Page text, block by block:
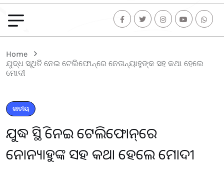
Home
ଯୁଦ୍ଧ ସ୍ଥିତି ନେଇ ଟେଲିଫୋନ୍‌ରେ ନେତାନ୍ୟାହୁଙ୍କ ସହ କଥା ହେଲେ
ମୋଦୀ
ଜାତୀୟ
ଯୁଦ୍ଧ ସ୍ଥିତି ନେଇ ଟେଲିଫୋନ୍‌ରେ
ନେତାନ୍ୟାହୁଙ୍କ ସହ କଥା ହେଲେ ମୋଦୀ